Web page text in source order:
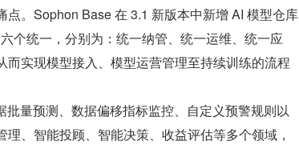
。Sophon Base 在 3.1 新版本中新增 AI 模型仓库
个统一，分别为：统一纳管、统一运维、统一应
实现模型接入、模型运营管理至持续训练的流程
量预测、数据偏移指标监控、自定义预警规则以
、智能投顾、智能决策、收益评估等多个领域，